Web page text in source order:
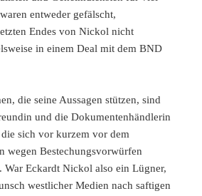
entweder gefälscht,
Endes von Nickol nicht
in einem Deal mit dem BND
die seine Aussagen stützen, sind
und die Dokumentenhändlerin
sich vor kurzem vor dem
wegen Bestechungsvorwürfen
War Eckardt Nickol also ein Lügner,
westlicher Medien nach saftigen